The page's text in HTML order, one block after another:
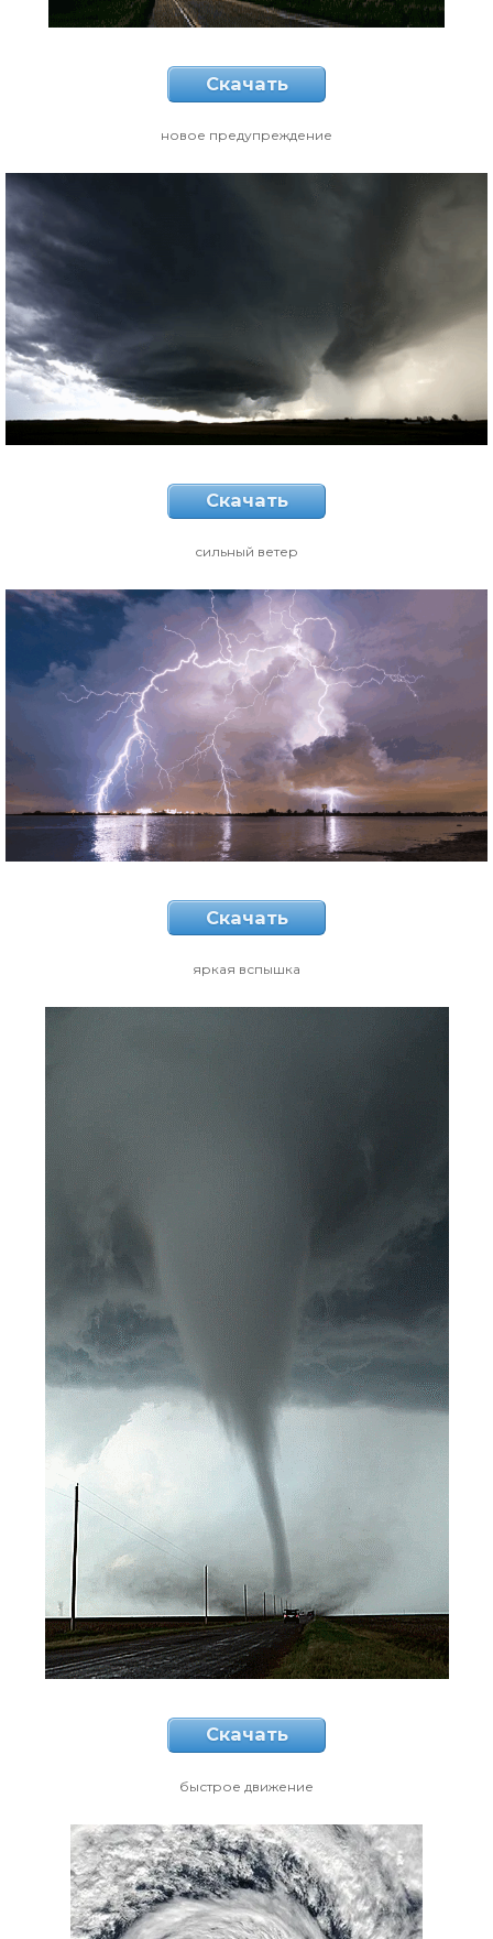
Скачать
новое предупреждение
Скачать
сильный ветер
Скачать
яркая вспышка
Скачать
быстрое движение